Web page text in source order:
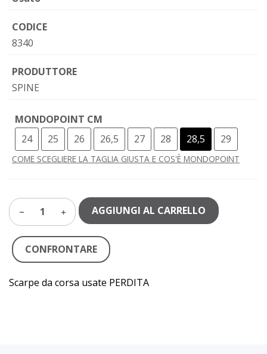
CODICE
8340
PRODUTTORE
SPINE
MONDOPOINT CM
24
25 26 26,5 27 28 28,5 29
COME SCEGLIERE LA TAGLIA GIUSTA E COS'È MONDOPOINT
1 AGGIUNGI AL CARRELLO
CONFRONTARE
Scarpe da corsa usate PERDITA